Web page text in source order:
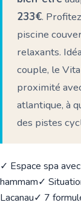
233€.
piscine
relaxants.
couple, le
proximité
atlantique, à
des pistes
✓ Espace spa
hammam✓
Lacanau✓ 7